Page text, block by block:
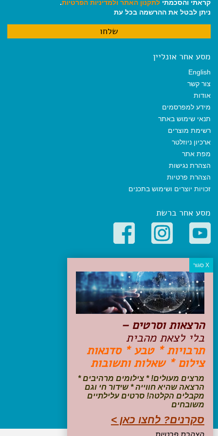
קראתי והסכמתי לתקנון האתר ולמדיניות הפרטיות.
ניתן לבטל את ההרשמה בכל עת
מסע אחר אונליין
English
צור קשר
אודות
מידע למפרסמים
תנאי שימוש באתר
רשימת מוצרים
ארכיון ניוזלטר
מפת אתר
הצהרת נגישות
הצהרת פרטיות
זכויות יוצרים ושימוש בתכנים
מסע אחר ברשת
קטגוריות פופולריות
יעדים
טיולים בישראל
מלונות בוטיק בישראל
טיפים והמלצות
הכנות לנסיעה
טיולי ג'יפים
טיולים עם ילדים
שייט, הפלגות, קרוזים
עקבו אחרינו בפייסבוק
הרצאות וסרטים –
בלי לצאת מהבית
תרבויות * טבע * סדנאות
צילום * שאלות ותשובות
מרצים מעולים! * צילומים מרהיבים *
הרצאה שהיא חווייה * שידור חי וגם
מקבלים הקלטה! סרטים עלילתיים
משובחים
סקרנים? לחצו כאן >